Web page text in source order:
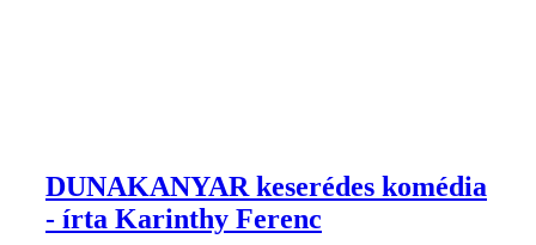
DUNAKANYAR keserédes komédia
- írta Karinthy Ferenc